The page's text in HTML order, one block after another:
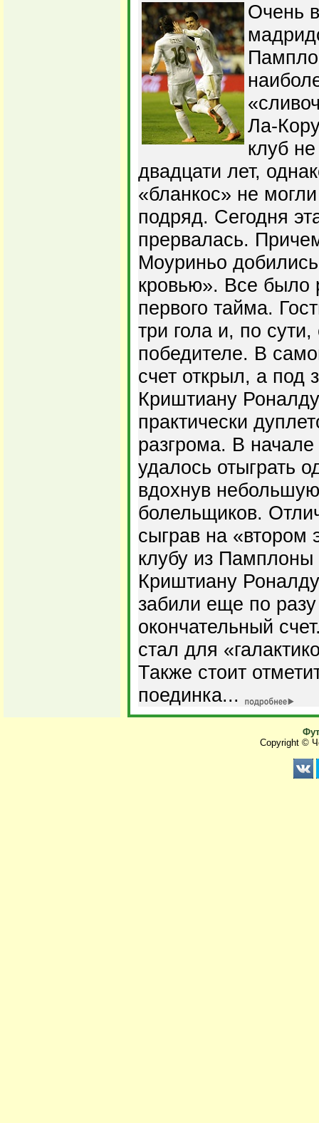
Очень
Ла-
клуб
двадцати лет,
«бланкос» не
подряд. Сегодня
прервалась.
Моуриньо
кровью». Все было
первого тайма.
три гола и, по
победителе. В
счет открыл, а под
Криштиану
практически
разгрома. В
удалось отыграть
вдохнув
болельщиков.
сыграв на «втором
клубу из Памплоны
Криштиану
забили еще по
окончательный
стал для
Также стоит
поединка...
Copyright ©